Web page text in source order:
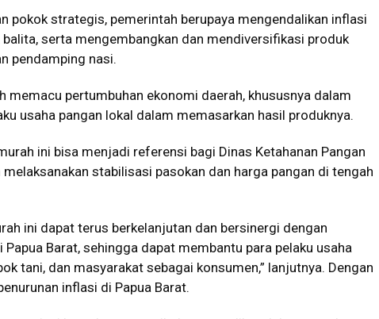
pokok strategis, pemerintah berupaya mengendalikan inflasi
serta mengembangkan dan mendiversifikasi produk
pendamping nasi.
memacu pertumbuhan ekonomi daerah, khususnya dalam
usaha pangan lokal dalam memasarkan hasil produknya.
ini bisa menjadi referensi bagi Dinas Ketahanan Pangan
stabilisasi pasokan dan harga pangan di tengah
ini dapat terus berkelanjutan dan bersinergi dengan
Barat, sehingga dapat membantu para pelaku usaha
tani, dan masyarakat sebagai konsumen,” lanjutnya. Dengan
inflasi di Papua Barat.